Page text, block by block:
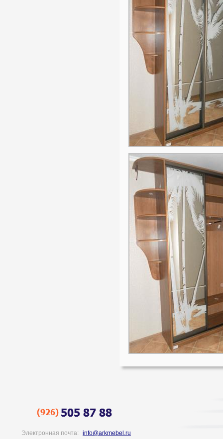
Электронная почта: info@arkmebel.ru